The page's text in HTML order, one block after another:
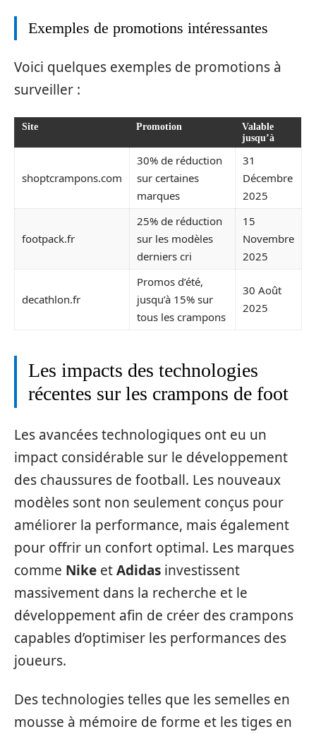
Exemples de promotions intéressantes
Voici quelques exemples de promotions à
surveiller :
Site Promotion
Valable
jusqu’à
shoptcrampons.com
30% de réduction
sur certaines
marques
31
Décembre
2025
footpack.fr
25% de réduction
sur les modèles
derniers cri
15
Novembre
2025
decathlon.fr
Promos d’été,
jusqu’à 15% sur
tous les crampons
30 Août
2025
Les impacts des technologies
récentes sur les crampons de foot
Les avancées technologiques ont eu un
impact considérable sur le développement
des chaussures de football. Les nouveaux
modèles sont non seulement conçus pour
améliorer la performance, mais également
pour offrir un confort optimal. Les marques
comme Nike etAdidas investissent
massivement dans la recherche et le
développement afin de créer des crampons
capables d’optimiser les performances des
joueurs.
Des technologies telles que les semelles en
mousse à mémoire de forme et les tiges en